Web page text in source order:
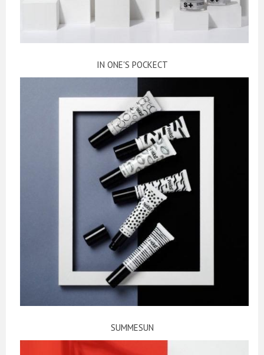
IN ONE'S POCKECT
SUMMESUN